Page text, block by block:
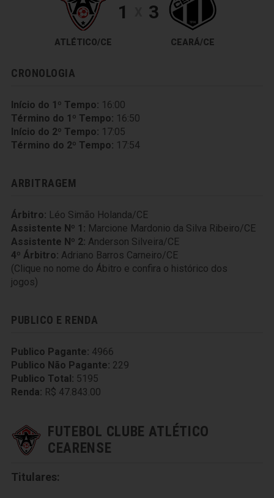
ATLÉTICO/CE
1 3
CEARÁ/CE
CRONOLOGIA
Início do 1º Tempo: 16:00
Término do 1º Tempo: 16:50
Início do 2º Tempo: 17:05
Término do 2º Tempo: 17:54
ARBITRAGEM
Árbitro: Léo Simão Holanda/CE
Assistente Nº 1: Marcione Mardonio da Silva Ribeiro/CE
Assistente Nº 2: Anderson Silveira/CE
4º Árbitro: Adriano Barros Carneiro/CE
(Clique no nome do Ábitro e confira o histórico dos
jogos)
PUBLICO E RENDA
Publico Pagante: 4966
Publico Não Pagante: 229
Publico Total: 5195
Renda: R$ 47.843.00
FUTEBOL CLUBE ATLÉTICO
CEARENSE
Titulares: